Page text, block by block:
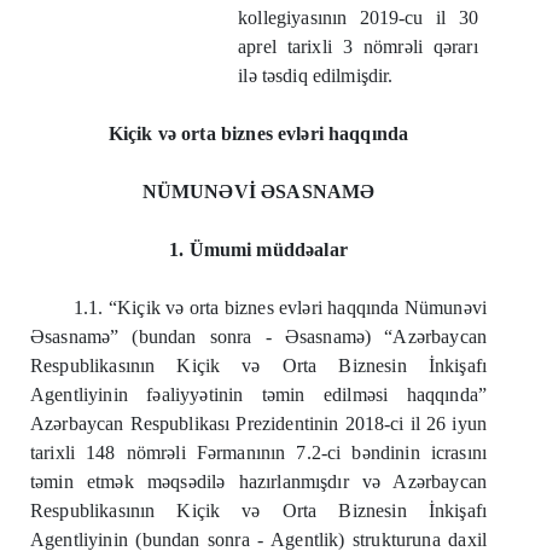
kollegiyasının 2019-cu il 30
aprel tarixli 3 nömrəli qərarı
ilətəsdiq edilmişdir.
Kiçik və orta biznes evləri haqqında
NÜMUNƏVİƏSASNAMƏ
1. Ümumi müddəalar
1.1. “Kiçik və orta biznes evləri haqqında Nümunəvi
Əsasnamə” (bundan sonra - Əsasnamə) “Azərbaycan
Respublikasının Kiçik və Orta Biznesin İnkişafı
Agentliyinin fəaliyyətinin təmin edilməsi haqqında”
Azərbaycan Respublikası Prezidentinin 2018-ci il 26 iyun
tarixli 148 nömrəli Fərmanının 7.2-ci bəndinin icrasını
təmin etmək məqsədilə hazırlanmışdır və Azərbaycan
Respublikasının Kiçik və Orta Biznesin İnkişafı
Agentliyinin (bundan sonra - Agentlik) strukturuna daxil